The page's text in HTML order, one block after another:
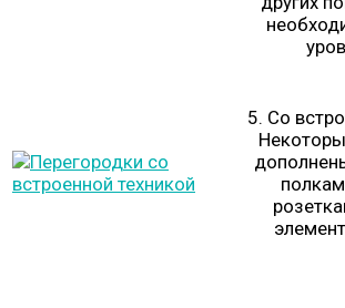
5. Со